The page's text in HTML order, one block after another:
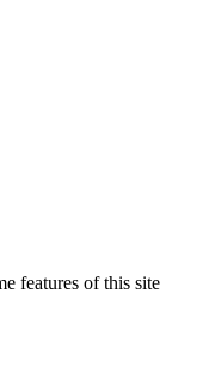
features of this site